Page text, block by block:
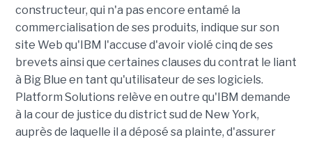
constructeur, qui n'a pas encore entamé la
commercialisation de ses produits, indique sur son
site Web qu'IBM l'accuse d'avoir violé cinq de ses
brevets ainsi que certaines clauses du contrat le liant
à Big Blue en tant qu'utilisateur de ses logiciels.
Platform Solutions relève en outre qu'IBM demande
à la cour de justice du district sud de New York,
auprès de laquelle il a déposé sa plainte, d'assurer